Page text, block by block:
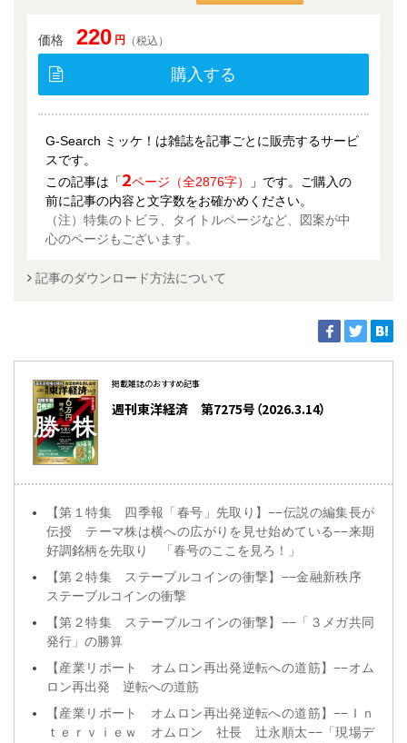
価格 220 円 （税込）
購入する
G-Search ミッケ！は雑誌を記事ごとに販売するサービ
スです。
この記事は「2ページ（全2876字）
」です。ご購入の
前に記事の内容と文字数をお確かめください。
（注）特集のトビラ、タイトルページなど、図案が中
心のページもございます。
記事のダウンロード方法について
掲載雑誌のおすすめ記事
週刊東洋経済 第7275号（2026.3.14）
【第１特集 四季報「春号」先取り】−−伝説の編集長が
伝授 テーマ株は横への広がりを見せ始めている−−来期
好調銘柄を先取り 「春号のここを見ろ！」
【第２特集 ステーブルコインの衝撃】−−金融新秩序
ステーブルコインの衝撃
【第２特集 ステーブルコインの衝撃】−−「３メガ共同
発行」の勝算
【産業リポート オムロン再出発逆転への道筋】−−オム
ロン再出発 逆転への道筋
【産業リポート オムロン再出発逆転への道筋】−−Ｉｎ
ｔｅｒｖｉｅｗ オムロン 社長 辻永順太−−「現場デ